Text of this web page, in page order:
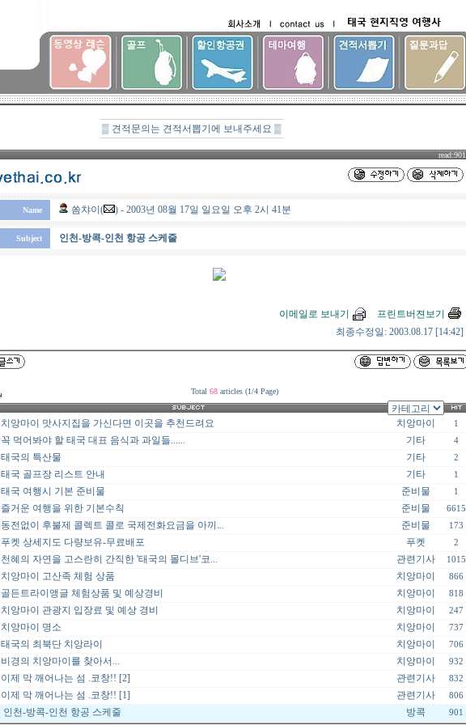
▒ 견적문의는 견적서뽑기에 보내주세요 ▒
read:901
Name 쏨챠이( ) - 2003년 08월 17일 일요일 오후 2시 41분
Subject 인천-방콕-인천 항공 스케줄
이메일로 보내기
프린트버젼보기
최종수정일: 2003.08.17 [14:42]
Total 68articles (1/4Page)
치앙마이 맛사지집을 가신다면 이곳을 추천드려요 치앙마이 1
꼭 먹어봐야 할 태국 대표 음식과 과일들...... 기타 4
태국의 특산물 기타 2
태국 골프장 리스트 안내 기타 1
태국 여행시 기본 준비물 준비물 1
즐거운 여행을 위한 기본수칙 준비물 6615
동전없이 후불제 콜렉트 콜로 국제전화요금을 아끼... 준비물 173
푸켓 상세지도 다량보유-무료배포 푸켓 2
천혜의 자연을 고스란히 간직한 '태국의 몰디브'코... 관련기사 1015
치앙마이 고산족 체험 상품 치앙마이 866
골든트라이앵글 체험상품 및 예상경비 치앙마이 818
치앙마이 관광지 입장료 및 예상 경비 치앙마이 247
치앙마이 명소 치앙마이 737
태국의 최북단 치앙라이 치앙마이 706
비경의 치앙마이를 찾아서... 치앙마이 932
이제 막 깨어나는 섬 .코창!! [2] 관련기사 832
이제 막 깨어나는 섬 .코창!! [1] 관련기사 806
인천-방콕-인천 항공 스케줄 방콕 901